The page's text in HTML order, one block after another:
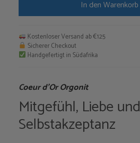
In den Warenkorb
Kostenloser Versand ab €125
Sicherer Checkout
Handgefertigt in Südafrika
Coeur d’Or Orgonit
Mitgefühl, Liebe und
Selbstakzeptanz